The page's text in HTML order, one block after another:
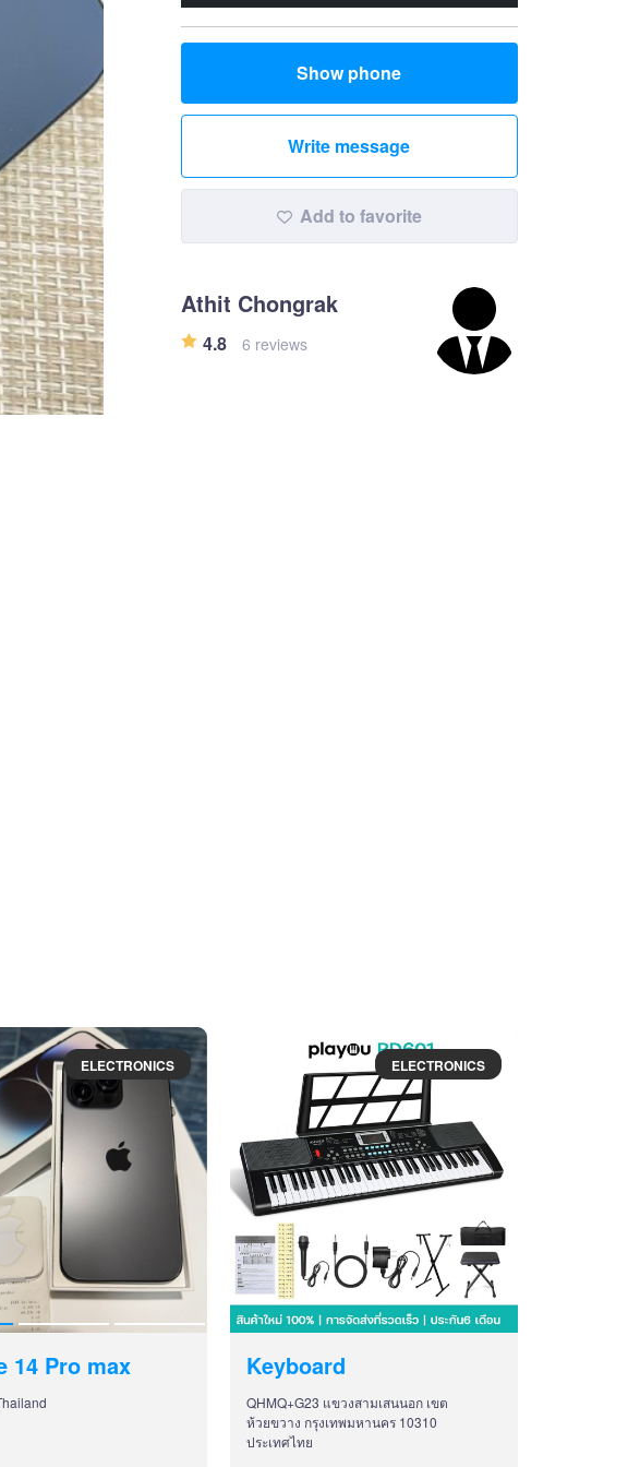
Show phone
Write message
Add to favorite
Athit Chongrak
4.8 6 reviews
ELECTRONICS
14 Pro max
ELECTRONICS
Keyboard
QHMQ+G23 แขวงสามเสนนอก เขต
ห้วยขวาง กรุงเทพมหานคร 10310
ประเทศไทย